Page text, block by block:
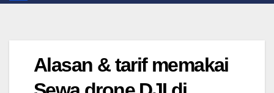
Alasan & tarif memakai